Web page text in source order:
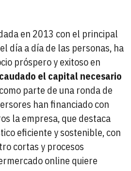
en 2013 con el principal
día a día de las personas, ha
próspero y exitoso en
el capital necesario
como parte de una ronda de
han financiado con
la empresa, que destaca
eficiente y sostenible, con
cortas y procesos
online quiere